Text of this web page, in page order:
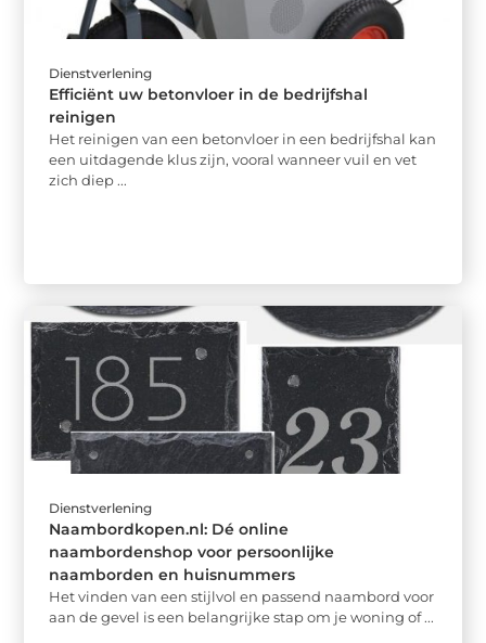
Dienstverlening
Efficiënt uw betonvloer in de bedrijfshal
reinigen
Het reinigen van een betonvloer in een bedrijfshal kan
een uitdagende klus zijn, vooral wanneer vuil en vet
zich diep ...
Dienstverlening
Naambordkopen.nl: Dé online
naambordenshop voor persoonlijke
naamborden en huisnummers
Het vinden van een stijlvol en passend naambord voor
aan de gevel is een belangrijke stap om je woning of ...